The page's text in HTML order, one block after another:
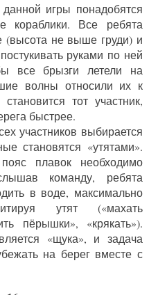
игры понадобятся
кораблики. Все ребята
(высота не выше груди) и
руками по ней
все брызги летели на
волны относили их к
тот участник,
быстрее.
участников выбирается
становятся «утятами».
плавок необходимо
команду, ребята
в воде, максимально
утят («махать
пёрышки», «крякать»).
«щука», и задача
на берег вместе с